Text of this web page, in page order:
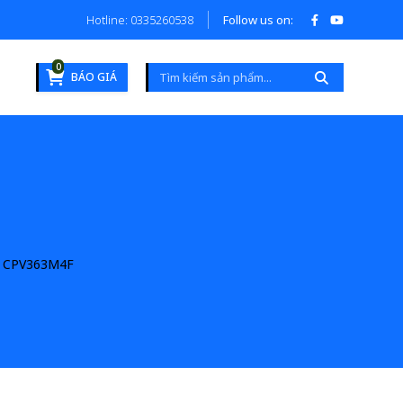
Hotline: 0335260538 Follow us on:
0
BÁO GIÁ
CPV363M4F